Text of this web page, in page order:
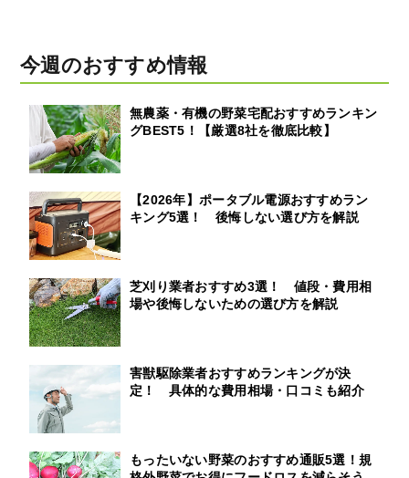
今週のおすすめ情報
無農薬・有機の野菜宅配おすすめランキン
グBEST5！【厳選8社を徹底比較】
【2026年】ポータブル電源おすすめラン
キング5選！ 後悔しない選び方を解説
芝刈り業者おすすめ3選！ 値段・費用相
場や後悔しないための選び方を解説
害獣駆除業者おすすめランキングが決
定！ 具体的な費用相場・口コミも紹介
もったいない野菜のおすすめ通販5選！規